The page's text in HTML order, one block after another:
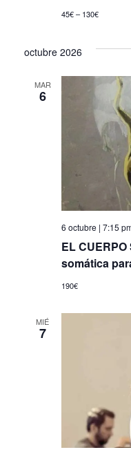
45€ – 130€
octubre 2026
MAR
6
EL
somática
6 octubre | 7:15
190€
MIÉ
7